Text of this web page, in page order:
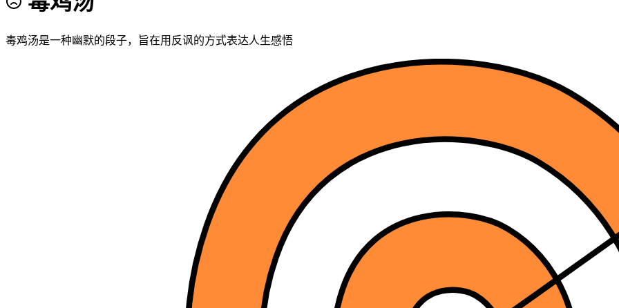
毒鸡汤是一种幽默的段子，旨在用反讽的方式表达人生感悟